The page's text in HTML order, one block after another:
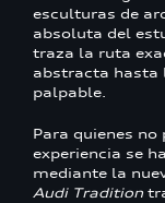
esculturas de
absoluta del
traza la ruta
abstracta hasta
palpable.
Para quienes
experiencia se
mediante la
Audi Tradition